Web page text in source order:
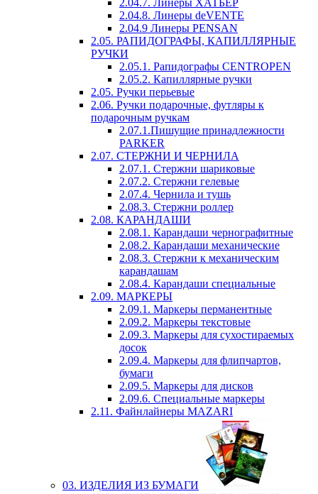
2.04.8. Линеры deVENTE
2.04.9 Линеры PENSAN
2.05. РАПИДОГРАФЫ, КАПИЛЛЯРНЫЕ
РУЧКИ
2.05.1. Рапидографы CENTROPEN
2.05.2. Капиллярные ручки
2.05. Ручки перьевые
2.06. Ручки подарочные, футляры к
подарочным ручкам
2.07.1.Пишущие принадлежности
PARKER
2.07. СТЕРЖНИ И ЧЕРНИЛА
2.07.1. Стержни шариковые
2.07.2. Стержни гелевые
2.07.4. Чернила и тушь
2.08.3. Стержни роллер
2.08. КАРАНДАШИ
2.08.1. Карандаши чернографитные
2.08.2. Карандаши механические
2.08.3. Стержни к механическим
карандашам
2.08.4. Карандаши специальные
2.09. МАРКЕРЫ
2.09.1. Маркеры перманентные
2.09.2. Маркеры текстовые
2.09.3. Маркеры для сухостираемых
досок
2.09.4. Маркеры для флипчартов,
бумаги
2.09.5. Маркеры для дисков
2.09.6. Специальные маркеры
2.11. Файнлайнеры MAZARI
03. ИЗДЕЛИЯ ИЗ БУМАГИ